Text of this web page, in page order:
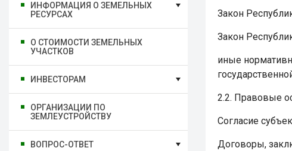
ИНФОРМАЦИЯ О ЗЕМЕЛЬНЫХ
РЕСУРСАХ
О СТОИМОСТИ ЗЕМЕЛЬНЫХ
УЧАСТКОВ
ИНВЕСТОРАМ
ОРГАНИЗАЦИИ ПО
ЗЕМЛЕУСТРОЙСТВУ
ВОПРОС-ОТВЕТ
Закон
Закон
иные
2.2. Правовые
Согласие
Договоры,